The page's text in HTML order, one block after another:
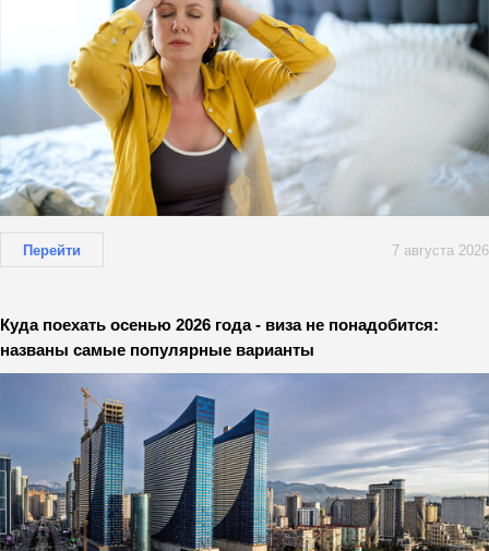
Перейти 7 августа 2026
Куда поехать осенью 2026 года - виза не понадобится:
названы самые популярные варианты